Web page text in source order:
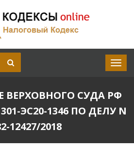
ВЕРХОВНОГО СУДА РФ
301-ЭС20-1346 ПО ДЕЛУ N
12427/2018